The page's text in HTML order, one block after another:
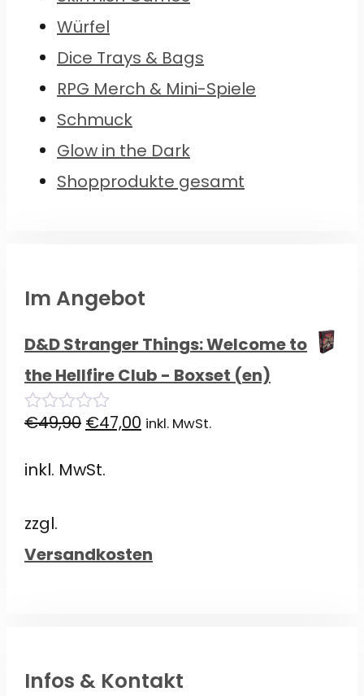
Würfel
Dice Trays & Bags
RPG Merch & Mini-Spiele
Schmuck
Glow in the Dark
Shopprodukte gesamt
Im Angebot
D&D Stranger Things: Welcome to
the Hellfire Club - Boxset (en)
0
€49,90 Ursprünglicher
€47,00 Aktueller
inkl. MwSt.
inkl. MwSt.
zzgl.
Versandkosten
Infos & Kontakt